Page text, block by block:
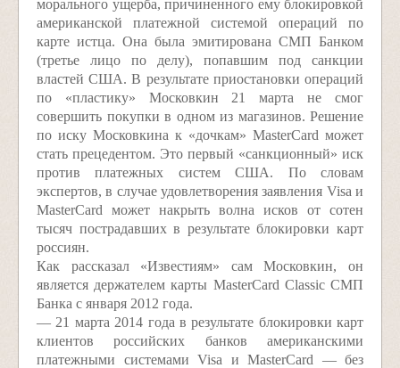
морального ущерба, причиненного ему блокировкой
американской платежной системой операций по
карте истца. Она была эмитирована СМП Банком
(третье лицо по делу), попавшим под санкции
властей США. В результате приостановки операций
по «пластику» Московкин 21 марта не смог
совершить покупки в одном из магазинов. Решение
по иску Московкина к «дочкам» MasterCard может
стать прецедентом. Это первый «санкционный» иск
против платежных систем США. По словам
экспертов, в случае удовлетворения заявления Visa и
MasterCard может накрыть волна исков от сотен
тысяч пострадавших в результате блокировки карт
россиян.
Как рассказал «Известиям» сам Московкин, он
является держателем карты MasterCard Classic СМП
Банка с января 2012 года.
— 21 марта 2014 года в результате блокировки карт
клиентов российских банков американскими
платежными системами Visa и MasterCard — без